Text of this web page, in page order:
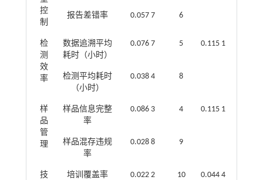
控
制
报告差错率 0.057 7 6
检
测
效
率
数据追溯平均
耗时（小时）
0.076 7 5 0.115 1
检测平均耗时
（小时）
0.038 4 8
样
品
管
理
样品信息完整
率
0.086 3 4 0.115 1
样品混存违规
率
0.028 8 9
技
培训覆盖率 0.022 2 10 0.044 4